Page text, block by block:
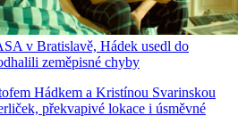
v Bratislavě, Hádek usedl do
zeměpisné chyby
Hádkem a Kristínou Svarinskou
překvapivé lokace i úsměvné